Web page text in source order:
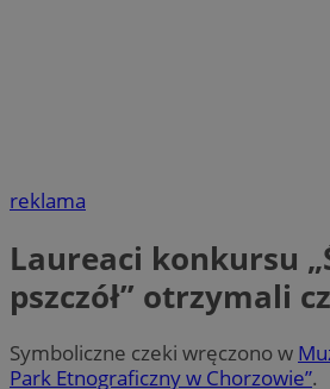
reklama
Laureaci konkursu
pszczół” otrzymali
Symboliczne czeki wręczono w
Park Etnograficzny w Chorzowie”.